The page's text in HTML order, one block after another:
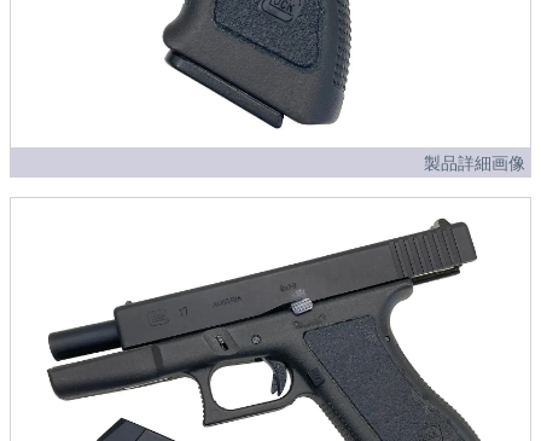
製品詳細画像